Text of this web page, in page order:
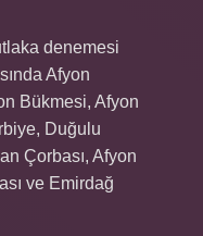
denemesi
Afyon
Bükmesi, Afyon
Duğulu
Çorbası, Afyon
ve Emirdağ